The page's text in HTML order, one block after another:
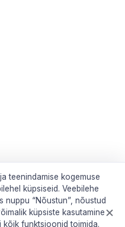
защищены.
teenindamise kogemuse
küpsiseid. Veebilehe
nuppu “Nõustun”, nõustud
küpsiste kasutamine
kõik funktsioonid toimida.